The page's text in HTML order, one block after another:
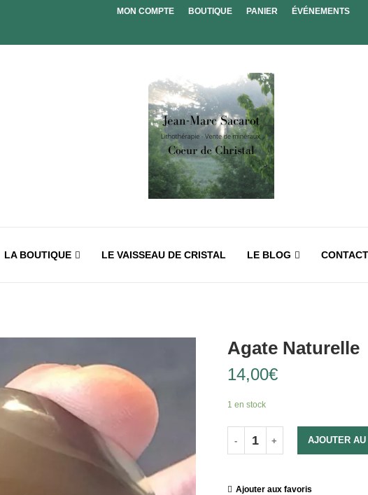
MON COMPTE BOUTIQUE PANIER ÉVÉNEMENTS
LA BOUTIQUE LE VAISSEAU DE CRISTAL LE BLOG CONTACT
Agate Naturelle
14,00€
1 en stock
AJOUTER AU
Ajouter aux favoris